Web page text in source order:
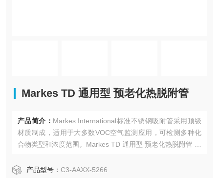
Markes TD 通用型 预老化热脱附管
产品简介： Markes International标准不锈钢吸附管采用顶级
材质制成，适用于大多数VOC空气监测应用，可检测多种化
合物类型和浓度范围。Markes TD 通用型 预老化热脱附管 产
法。产品型号： C3-AAXX-5266